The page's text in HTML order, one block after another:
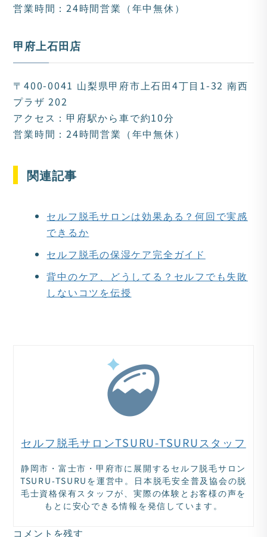
営業時間：24時間営業（年中無休）
甲府上石田店
〒400-0041 山梨県甲府市上石田4丁目1-32 南西
プラザ 202
アクセス：甲府駅から車で約10分
営業時間：24時間営業（年中無休）
関連記事
セルフ脱毛サロンは効果ある？何回で実感
できるか
セルフ脱毛の保湿ケア完全ガイド
背中のケア、どうしてる？セルフでも失敗
しないコツを伝授
セルフ脱毛サロンTSURU-TSURUスタッフ
静岡市・富士市・甲府市に展開するセルフ脱毛サロン
TSURU‑TSURUを運営中。日本脱毛安全普及協会の脱
毛士資格保有スタッフが、実際の体験とお客様の声を
もとに安心できる情報を発信しています。
コメントを残す